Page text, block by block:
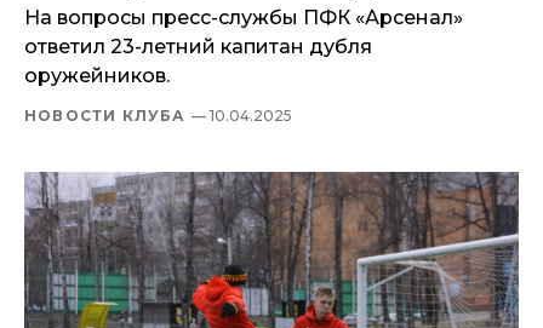
На вопросы пресс-службы ПФК «Арсенал»
ответил 23-летний капитан дубля
оружейников.
НОВОСТИ КЛУБА — 10.04.2025